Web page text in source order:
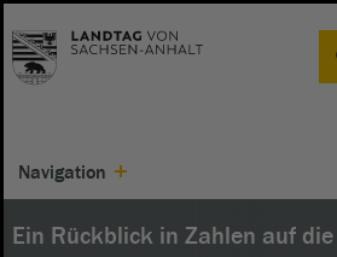
Navigation
Ein Rückblick in Zahlen auf